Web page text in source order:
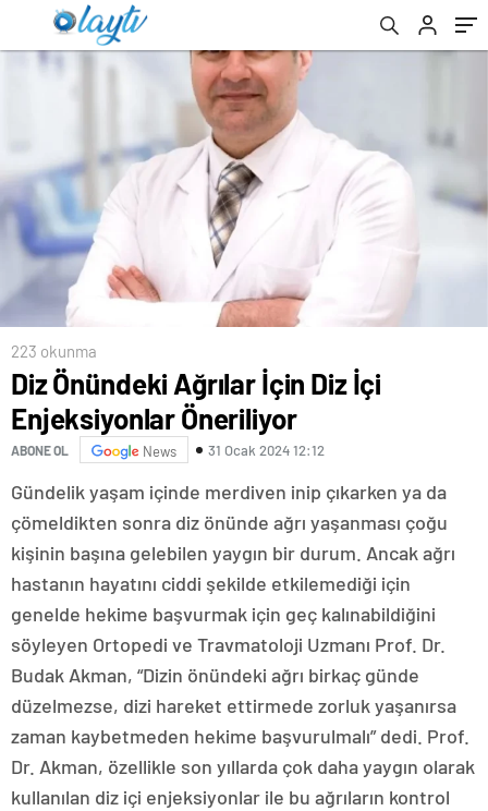
223 okunma
Diz Önündeki Ağrılar İçin Diz İçi
Enjeksiyonlar Öneriliyor
ABONE OL News 31 Ocak 2024 12:12
Gündelik yaşam içinde merdiven inip çıkarken ya da
çömeldikten sonra diz önünde ağrı yaşanması çoğu
kişinin başına gelebilen yaygın bir durum. Ancak ağrı
hastanın hayatını ciddi şekilde etkilemediği için
genelde hekime başvurmak için geç kalınabildiğini
söyleyen Ortopedi ve Travmatoloji Uzmanı Prof. Dr.
Budak Akman, “Dizin önündeki ağrı birkaç günde
düzelmezse, dizi hareket ettirmede zorluk yaşanırsa
zaman kaybetmeden hekime başvurulmalı” dedi. Prof.
Dr. Akman, özellikle son yıllarda çok daha yaygın olarak
kullanılan diz içi enjeksiyonlar ile bu ağrıların kontrol